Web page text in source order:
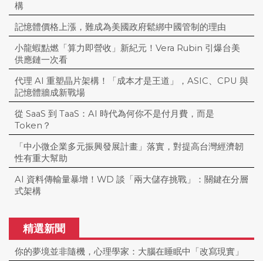
構
記憶體價格上漲，難成為美國政府鬆綁中國管制的理由
小龍蝦點燃「算力即營收」新紀元！Vera Rubin 引爆台美
供應鏈一次看
代理 AI 重塑晶片架構！「成本才是王道」，ASIC、CPU 與
記憶體牆成新戰場
從 SaaS 到 TaaS：AI 時代為何你不是付月費，而是
Token？
「中小微企業多元振興發展計畫」落實，對提高台灣經濟韌
性有重大幫助
AI 資料傳輸量暴增！WD 談「兩大儲存挑戰」：關鍵在分層
式架構
精選新聞
你的夢境並非隨機，心理學家：大腦在睡眠中「改寫現實」